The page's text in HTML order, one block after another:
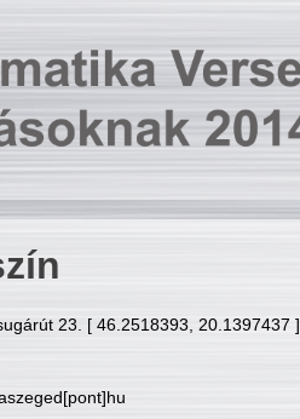
23. [ 46.2518393, 20.1397437 ]